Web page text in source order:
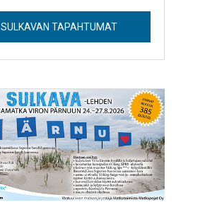
SULKAVAN TAPAHTUMAT